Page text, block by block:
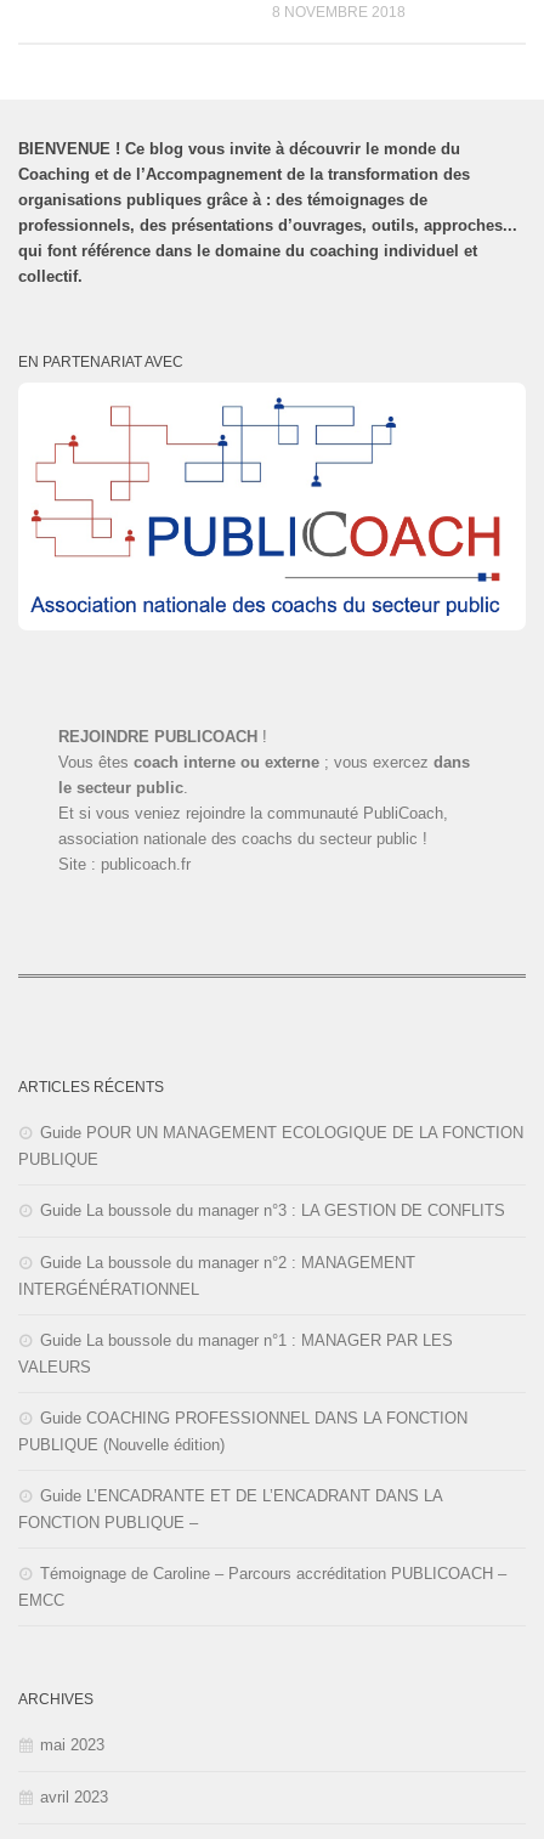
8 NOVEMBRE 2018
BIENVENUE ! Ce blog vous invite à découvrir le monde du
Coaching et de l’Accompagnement de la transformation des
organisations publiques grâce à : des témoignages de
professionnels, des présentations d’ouvrages, outils, approches...
qui font référence dans le domaine du coaching individuel et
collectif.
EN PARTENARIAT AVEC
REJOINDRE PUBLICOACH !
Vous êtescoach interne ou externe ; vous exercezdans
le secteur public.
Et si vous veniez rejoindre la communauté PubliCoach,
association nationale des coachs du secteur public !
Site : publicoach.fr
ARTICLES RÉCENTS
Guide POUR UN MANAGEMENT ECOLOGIQUE DE LA FONCTION
PUBLIQUE
Guide La boussole du manager n°3 : LA GESTION DE CONFLITS
Guide La boussole du manager n°2 : MANAGEMENT
INTERGÉNÉRATIONNEL
Guide La boussole du manager n°1 : MANAGER PAR LES
VALEURS
Guide COACHING PROFESSIONNEL DANS LA FONCTION
PUBLIQUE (Nouvelle édition)
Guide L’ENCADRANTE ET DE L’ENCADRANT DANS LA
FONCTION PUBLIQUE –
Témoignage de Caroline – Parcours accréditation PUBLICOACH –
EMCC
ARCHIVES
mai 2023
avril 2023